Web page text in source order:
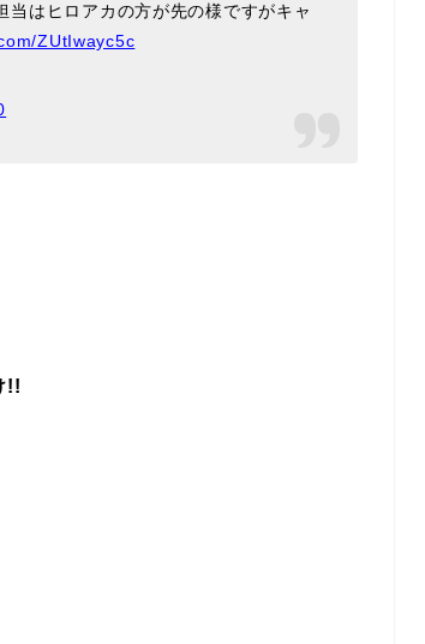
はヒロアカの方が先の様ですがキャ
ZUtIwayc5c
!!